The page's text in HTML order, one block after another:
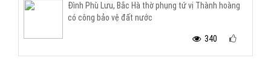
Đình Phù Lưu, Bắc Hà thờ phụng tứ vị Thành hoàng
có công bảo vệ đất nước
340